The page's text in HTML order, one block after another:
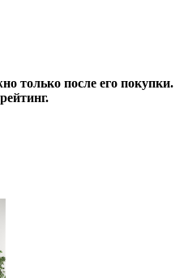
только после его покупки.